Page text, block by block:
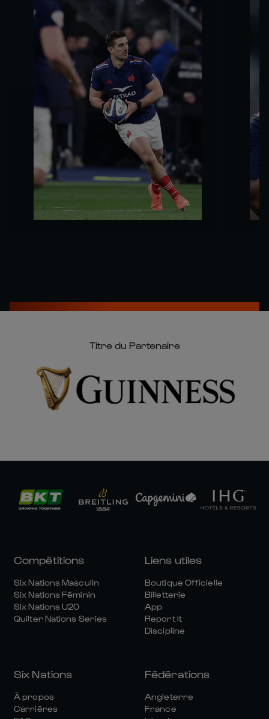
Titre du Partenaire
Compétitions
Six Nations Masculin
Six Nations Féminin
Six Nations U20
Quilter Nations Series
Liens utiles
Boutique Officielle
Billetterie
App
Report It
Discipline
Six Nations
À propos
Carrières
Fédérations
Angleterre
France